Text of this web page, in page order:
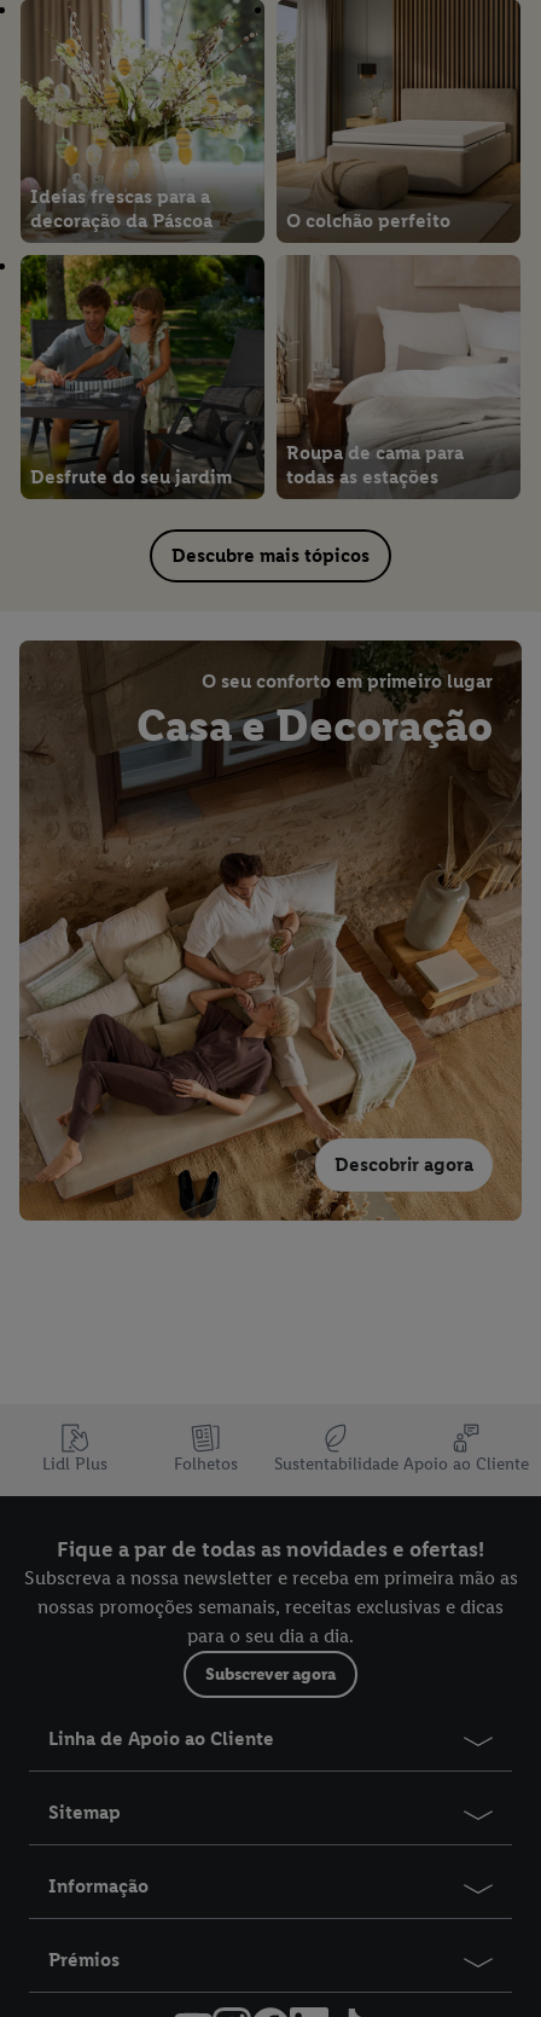
Ideias frescas para a
decoração da Páscoa
O colchão perfeito
Desfrute do seu jardim
Roupa de cama para
todas as estações
Descubre mais tópicos
O seu conforto em primeiro lugar
Casa e Decoração
Descobrir agora
Lidl Plus Folhetos Sustentabilidade Apoio ao Cliente
Fique a par de todas as novidades e ofertas!
Subscreva a nossa newsletter e receba em primeira mão as
nossas promoções semanais, receitas exclusivas e dicas
para o seu dia a dia.
Subscrever agora
Linha de Apoio ao Cliente
Sitemap
Informação
Prémios